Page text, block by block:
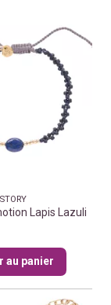
Lapis Lazuli
au panier